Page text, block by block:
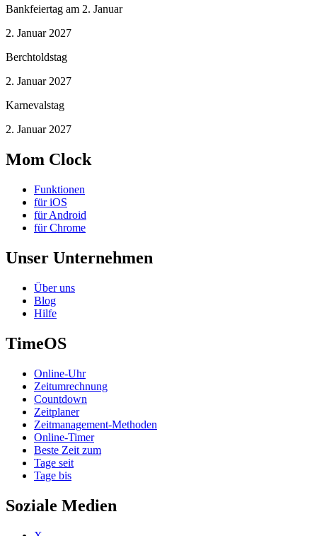
Bankfeiertag am 2. Januar
2. Januar 2027
Berchtoldstag
2. Januar 2027
Karnevalstag
2. Januar 2027
Mom Clock
Funktionen
für iOS
für Android
für Chrome
Unser Unternehmen
Über uns
Blog
Hilfe
TimeOS
Online-Uhr
Zeitumrechnung
Countdown
Zeitplaner
Zeitmanagement-Methoden
Online-Timer
Beste Zeit zum
Tage seit
Tage bis
Soziale Medien